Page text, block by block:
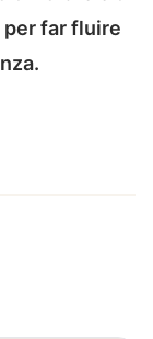
per far fluire